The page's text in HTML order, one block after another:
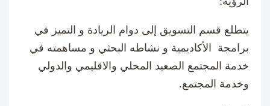
يتطلع قسم التسويق إلى دوام الريادة و التميز في
برامجة الأكاديمية و نشاطه البحثي و مساهمته في
خدمة المجتمع الصعيد المحلي والاقليمي والدولي
وخدمة المجتمع.